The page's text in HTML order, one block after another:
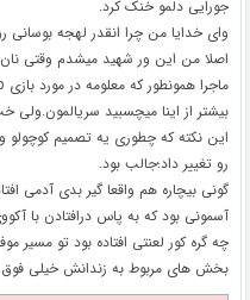
جورایی دلمو خنک کرد.
وای خدایا من چرا انقدر لهجه بوسانی
اصلا من این ور شهید میشدم وقتی
بیشتر از اینا میچسبید سریالمون.ولی خب تهش
این نکته که چطوری یه تصمیم کوچولو
رو تغییر داد؛جالب بود.
گونی بیچاره هم واقعا گیر بدی آدمی
آسمونی بود که به پاس درافتادن با
چه گره کور لعنتی افتاده بود تو
بخش های مربوط به زندانش خیلی فوق